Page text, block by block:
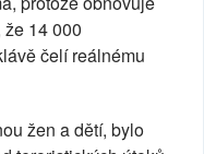
14 000
čelí reálnému
žen a dětí, bylo